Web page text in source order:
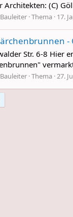
Architekten: (C)
Thema 17.
-
Str. 6-8 Hier
Thema 27.